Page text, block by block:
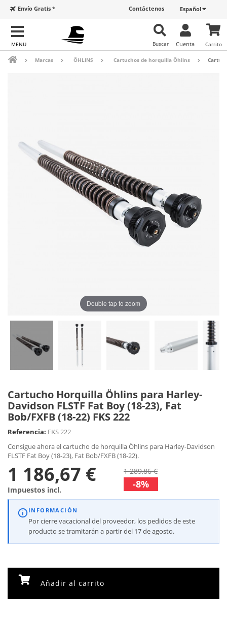
Español
Contáctenos
Envío Gratis *
Carrito
Cuenta
Buscar
Marcas ÖHLINS Cartuchos de horquilla Öhlins
Double tap to zoom
Cartucho Horquilla Öhlins para Harley-
Davidson FLSTF Fat Boy (18-23), Fat
Bob/FXFB (18-22) FKS 222
Referencia: FKS 222
Consigue ahora el cartucho de horquilla Öhlins para Harley-Davidson
FLSTF Fat Boy (18-23), Fat Bob/FXFB (18-22).
1 186,67 €
Impuestos incl.
1 289,86 €
-8%
INFORMACIÓN
Por cierre vacacional del proveedor, los pedidos de este
producto se tramitarán a partir del 17 de agosto.
Añadir al carrito